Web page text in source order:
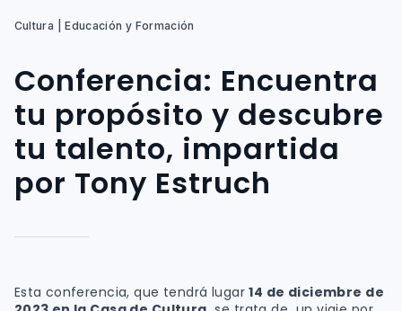
Cultura | Educación y Formación
Conferencia: Encuentra
tu propósito y descubre
tu talento, impartida
por Tony Estruch
Esta conferencia, que tendrá lugar14 de diciembre de